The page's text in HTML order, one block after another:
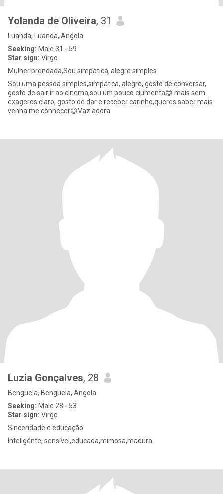
Yolanda de Oliveira, 31
Luanda, Luanda, Angola
Seeking: Male 31 - 59
Star sign: Virgo
Mulher prendada,Sou simpática, alegre simples
Sou uma pessoa simples,simpática, alegre, gosto de conversar,
gosto de sair ir ao cinema,sou um pouco ciumenta😄 mais sem
exageros claro, gosto de dar e receber carinho,queres saber mais
venha me conhecer😉Vaz adora
Luzia Gonçalves, 28
Benguela, Benguela, Angola
Seeking: Male 28 - 53
Star sign: Virgo
Sinceridade e educação
Inteligênte, sensível,educada,mimosa,madura